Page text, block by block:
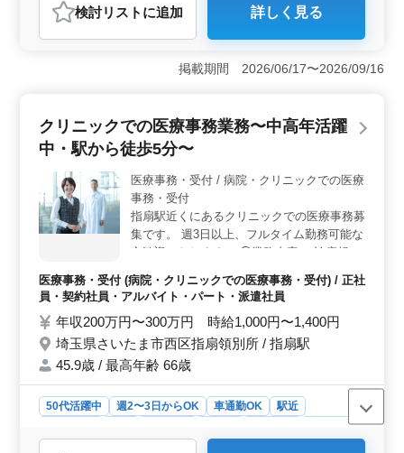
おすすめポイント
＜中高年が活躍する職場環境＞ この求人は中高年の方
が多数活躍しており、年齢に関係なく働ける環境が整っ
ています。資格が不要で、今までの医療事務の経験を活
勤務が可能で、ライフスタイルに合わせた働き方が選べ
ます。正社員、契約社員、アルバイト・パート、派遣社
収200万円〜300万円と待遇も良好です。残業が少なく、
無理のない勤務体制も魅力的です。 ＜交通の利便性
と福利厚生＞ 新川岸駅からのアクセスが便利で、無料
駐車場も完備されているため、車通勤が可能です。交通
費も支給され、通勤にかかる負担が軽減されます。ま
て働ける環境が整っています。これらの条件が働きやす
さをさらに高めています。
検討リスト に追加 詳しく見る
掲載期間 2026/06/17〜2026/09/16
クリニックでの医療事務業務〜中高年活躍
中・駅から徒歩5分〜
医療事務・受付 / 病院・クリニックでの医療
事務・受付
指扇駅近くにあるクリニックでの医療事務募
集です。 週3日以上、フルタイム勤務可能な
方歓迎いたします。 ◯業務内容 ・診療報酬
＊40代以上歓迎 ＊社会保険完備 ＊車通勤可
能 ベテランのスタッフさん募集しておりま
す、お気軽にご応募下さい！
医療事務・受付 (病院・クリニックでの医療事務・受付) / 正社
員・契約社員・アルバイト・パート・派遣社員
年収200万円〜300万円 時給1,000円〜1,400円
埼玉県さいたま市西区指扇領別所 / 指扇駅
45.9歳 / 最高年齢 66歳
50代活躍中 週2〜3日からOK 車通勤OK
駅近
派遣社員
医療事務・受付